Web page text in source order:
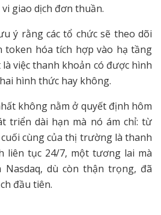
giao dịch đơn thuần.
ý rằng các tổ chức sẽ theo dõi
token hóa tích hợp vào hạ tầng
việc thanh khoản có được hình
hình thức hay không.
không nằm ở quyết định hôm
triển dài hạn mà nó ám chỉ: từ
cùng của thị trường là thanh
liên tục 24/7, một tương lai mà
dù còn thận trọng, đã
đầu tiên.